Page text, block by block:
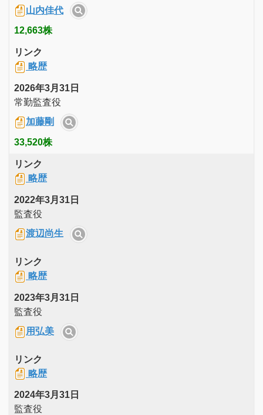
山内佳代
12,663株
リンク
略歴
2026年3月31日
常勤監査役
加藤剛
33,520株
リンク
略歴
2022年3月31日
監査役
渡辺尚生
リンク
略歴
2023年3月31日
監査役
用弘美
リンク
略歴
2024年3月31日
監査役